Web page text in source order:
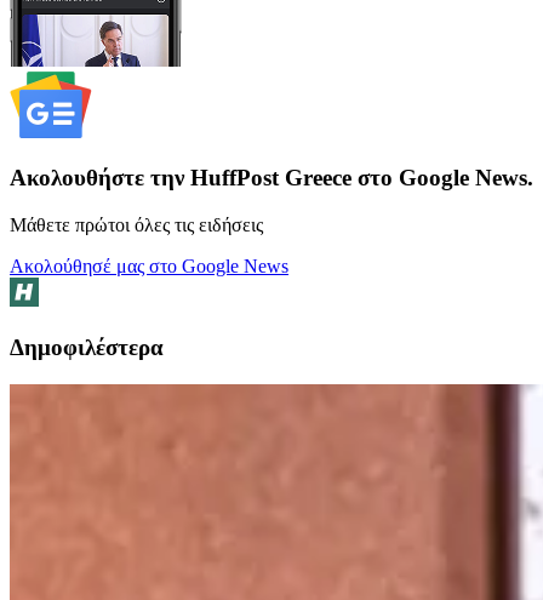
Ακολουθήστε την HuffPost Greece στο Google News.
Μάθετε πρώτοι όλες τις ειδήσεις
Ακολούθησέ μας στο Google News
Δημοφιλέστερα